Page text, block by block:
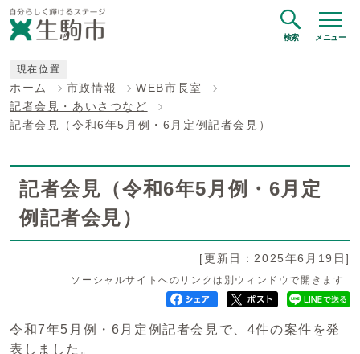
検索 メニュー
現在位置
ホーム 市政情報
WEB市長室
記者会見・あいさつなど
記者会見（令和6年5月例・6月定例記者会見）
記者会見（令和6年5月例・6月定
例記者会見）
[更新日：2025年6月19日]
ソーシャルサイトへのリンクは別ウィンドウで開きます
令和7年5月例・6月定例記者会見で、4件の案件を発
表しました。